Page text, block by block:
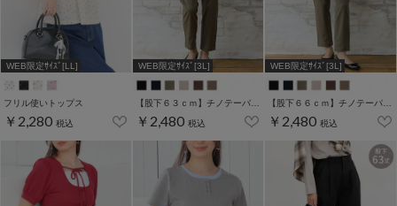
WEB限定ｻｲｽﾞ[LL]
フリル使いトップス
￥2,280 税込
WEB限定ｻｲｽﾞ[3L]
【股下６３ｃｍ】チノテーパード(股下60/63/66/69cm展開)
￥2,480 税込
WEB限定ｻｲｽﾞ[3L]
【股下６６ｃｍ】チノテーパード(股下60/63/66/69cm展開)
￥2,480 税込